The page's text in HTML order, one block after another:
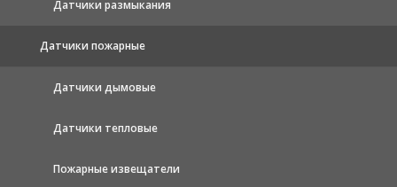
Датчики размыкания
Датчики пожарные
Датчики дымовые
Датчики тепловые
Пожарные извещатели